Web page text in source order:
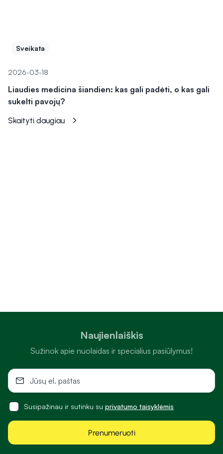
Sveikata
2026-03-18
Liaudies medicina šiandien: kas gali padėti, o kas gali
sukelti pavojų?
Skaityti daugiau
Naujienlaiškis
Sužinok apie nuolaidas ir specialius pasiūlymus!
Susipažinau ir sutinku su privatumo taisyklėmis
Prenumeruoti